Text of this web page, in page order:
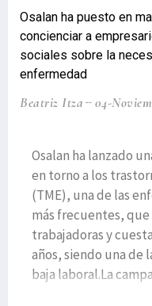
Osalan ha puesto en
concienciar a
sociales sobre la
enfermedad
Beatriz Itza 04-
Osalan ha lanzado
en torno a los
(TME), una de las
más frecuentes,
trabajadoras y
años, siendo una de
baja laboral.La